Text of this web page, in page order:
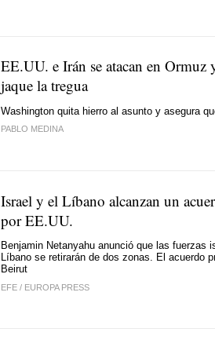
EE.UU. e Irán se atacan en Ormuz
jaque la tregua
Washington quita hierro al asunto y asegura
PABLO MEDINA
Israel y el Líbano alcanzan un
por EE.UU.
Benjamin Netanyahu anunció que las fuerzas
Líbano se retirarán de dos zonas. El acuerdo
Beirut
EFE / EUROPA PRESS